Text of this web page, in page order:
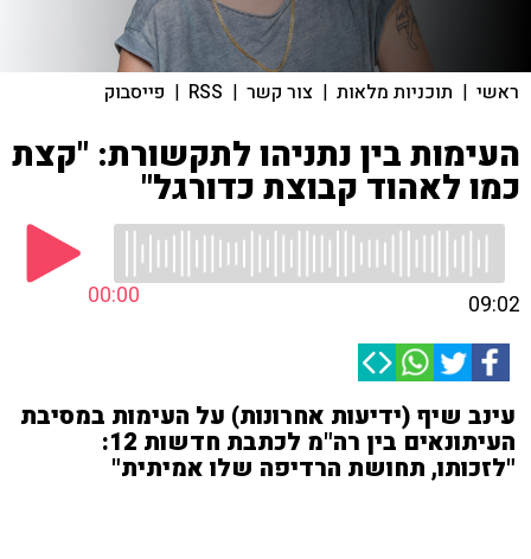
ראשי | תוכניות מלאות | צור קשר |
RSS
| פייסבוק
העימות בין נתניהו לתקשורת: "קצת
כמו לאהוד קבוצת כדורגל"
00:00 09:02
עינב שיף (ידיעות אחרונות) על העימות במסיבת
העיתונאים בין רה"מ לכתבת חדשות 12:
"לזכותו, תחושת הרדיפה שלו אמיתית"